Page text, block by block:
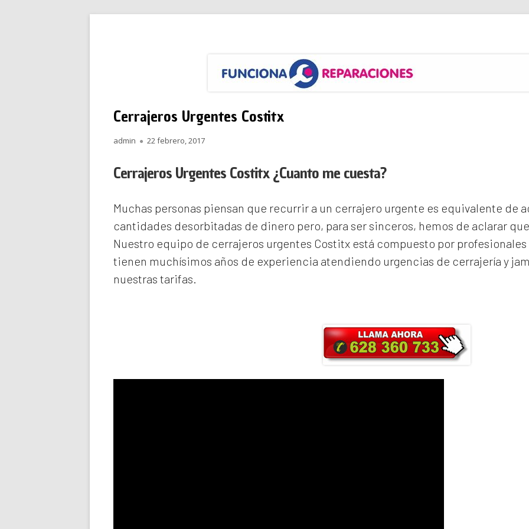
Cerrajeros Urgentes Costitx
Autor
admin
Publicado
22 febrero, 2017
Cerrajeros Urgentes Costitx ¿Cuanto me cuesta?
Muchas personas piensan que recurrir a un cerrajero urgente es equivalente de
cantidades desorbitadas de dinero pero, para ser sinceros, hemos de aclarar
Nuestro equipo de cerrajeros urgentes Costitx está compuesto por
tienen muchísimos años de experiencia atendiendo urgencias de cerrajería y
nuestras tarifas.